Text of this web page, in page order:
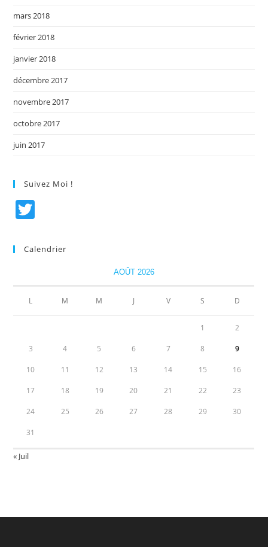
mars 2018
février 2018
janvier 2018
décembre 2017
novembre 2017
octobre 2017
juin 2017
Suivez Moi !
itt
Calendrier
AOÛT 2026
L M M J V S D
1 2
3 4 5 6 7 8 9
10 11 12 13 14 15 16
17 18 19 20 21 22 23
24 25 26 27 28 29 30
31
« Juil